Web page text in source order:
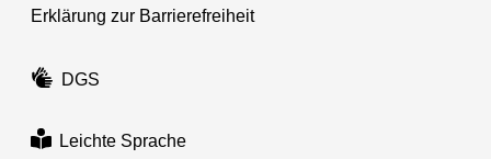
Erklärung zur Barrierefreiheit
DGS
Leichte Sprache